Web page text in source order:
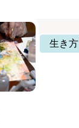
生き方